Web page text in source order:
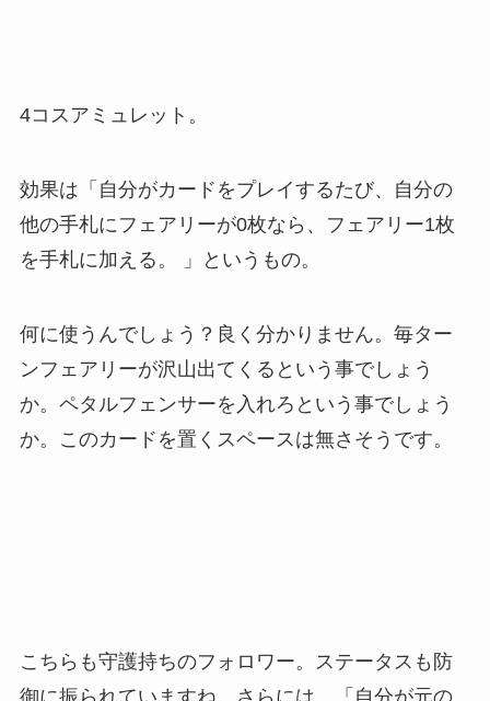
4コスアミュレット。
効果は「自分がカードをプレイするたび、自分の
他の手札にフェアリーが0枚なら、フェアリー1枚
を手札に加える。 」というもの。
何に使うんでしょう？良く分かりません。毎ター
ンフェアリーが沢山出てくるという事でしょう
か。ペタルフェンサーを入れろという事でしょう
か。このカードを置くスペースは無さそうです。
こちらも守護持ちのフォロワー。ステータスも防
御に振られていますね。さらには、「自分が元の